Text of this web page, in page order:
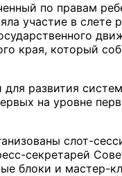
по правам
участие в слете
края, который
развития
на уровне
слот-
секретарей
блоки и мастер-